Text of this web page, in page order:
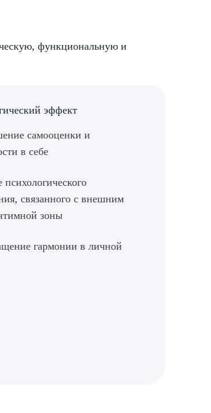
функциональную и
эффект
самооценки и
в себе
связанного с внешним
зоны
гармонии в личной